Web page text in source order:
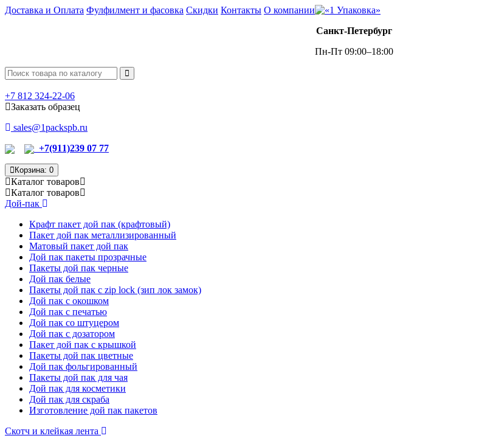
Доставка и Оплата Фулфилмент и фасовка Скидки Контакты О компании
Санкт-Петербург
Пн-Пт 09:00–18:00
+7 812 324-22-06
Заказать образец
sales@1packspb.ru
+7(911)239 07 77
Корзина: 0
Каталог товаров
Каталог товаров
Дой-пак
Крафт пакет дой пак (крафтовый)
Пакет дой пак металлизированный
Матовый пакет дой пак
Дой пак пакеты прозрачные
Пакеты дой пак черные
Дой пак белые
Пакеты дой пак с zip lock (зип лок замок)
Дой пак с окошком
Дой пак с печатью
Дой пак со штуцером
Дой пак с дозатором
Пакет дой пак с крышкой
Пакеты дой пак цветные
Дой пак фольгированный
Пакеты дой пак для чая
Дой пак для косметики
Дой пак для скраба
Изготовление дой пак пакетов
Скотч и клейкая лента